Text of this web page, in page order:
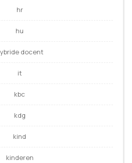
hr
hu
docent
it
kbc
kdg
kind
kinderen